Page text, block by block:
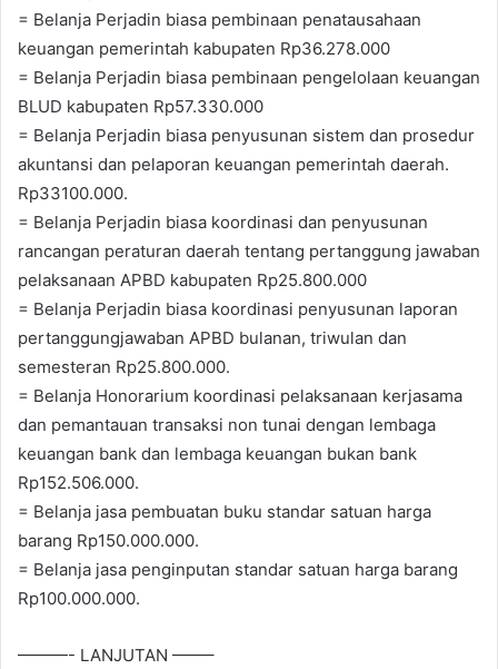
= Belanja Perjadin biasa pembinaan penatausahaan
keuangan pemerintah kabupaten Rp36.278.000
= Belanja Perjadin biasa pembinaan pengelolaan keuangan
BLUD kabupaten Rp57.330.000
= Belanja Perjadin biasa penyusunan sistem dan prosedur
akuntansi dan pelaporan keuangan pemerintah daerah.
Rp33100.000.
= Belanja Perjadin biasa koordinasi dan penyusunan
rancangan peraturan daerah tentang pertanggung jawaban
pelaksanaan APBD kabupaten Rp25.800.000
= Belanja Perjadin biasa koordinasi penyusunan laporan
pertanggungjawaban APBD bulanan, triwulan dan
semesteran Rp25.800.000.
= Belanja Honorarium koordinasi pelaksanaan kerjasama
dan pemantauan transaksi non tunai dengan lembaga
keuangan bank dan lembaga keuangan bukan bank
Rp152.506.000.
= Belanja jasa pembuatan buku standar satuan harga
barang Rp150.000.000.
= Belanja jasa penginputan standar satuan harga barang
Rp100.000.000.
———- LANJUTAN ——–